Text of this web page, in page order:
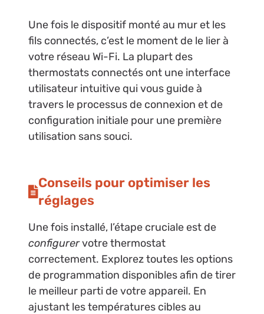
Une fois le dispositif monté au mur et les
fils connectés, c’est le moment de le lier à
votre réseau Wi-Fi. La plupart des
thermostats connectés ont une interface
utilisateur intuitive qui vous guide à
travers le processus de connexion et de
configuration initiale pour une première
utilisation sans souci.
Conseils pour optimiser les
réglages
Une fois installé, l’étape cruciale est de
configurervotre thermostat
correctement. Explorez toutes les options
de programmation disponibles afin de tirer
le meilleur parti de votre appareil. En
ajustant les températures cibles au